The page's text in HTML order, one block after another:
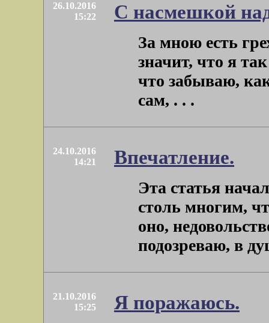
26.10.2016
15:22
С насмешкой
За мною есть
значит, что я
что забываю,
сам, . . .
24.10.2016
14:21
Впечатление.
Эта статья
столь многим,
оно,
подозреваю, в
21.10.2016
15:25
Я поражаюсь.